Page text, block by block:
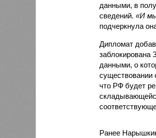
данными, в
сведений. «И
подчеркнула
Дипломат
заблокирована
данными, о
существовании
что РФ будет
Ранее